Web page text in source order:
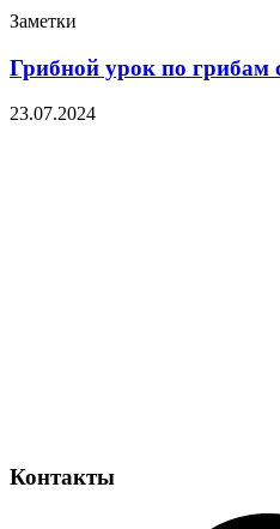
Заметки
Грибной урок по грибам
23.07.2024
Контакты